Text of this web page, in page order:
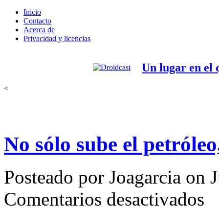
Inicio
Contacto
Acerca de
Privacidad y licencias
Un lugar en el
<
No sólo sube el
Posteado por Joagarcia on
Comentarios desactivados